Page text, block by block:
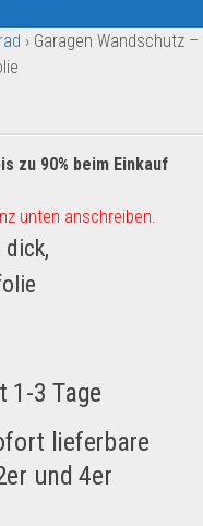
› Garagen Wandschutz –
zu 90% beim Einkauf
unten anschreiben.
dick,
1-3 Tage
lieferbare
und 4er